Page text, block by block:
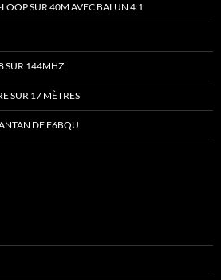
SUR 40M AVEC BALUN 4:1
SUR 144MHZ
SUR 17 MÈTRES
DE F6BQU